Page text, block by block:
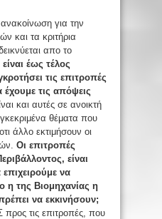
για την
και τα κριτήρια
απο το
έως τέλος
τις επιτροπές
τις απόψεις
και αυτές σε ανοικτή
θέματα που
άλλο εκτιμήσουν οι
Οι επιτροπές
είναι
να
η της Βιομηχανίας η
να εκκινήσουν;
τις επιτροπές, που